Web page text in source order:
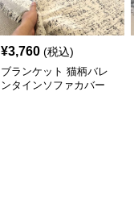
¥3,760 (税込)
ブランケット 猫柄バレ
ンタインソファカバー